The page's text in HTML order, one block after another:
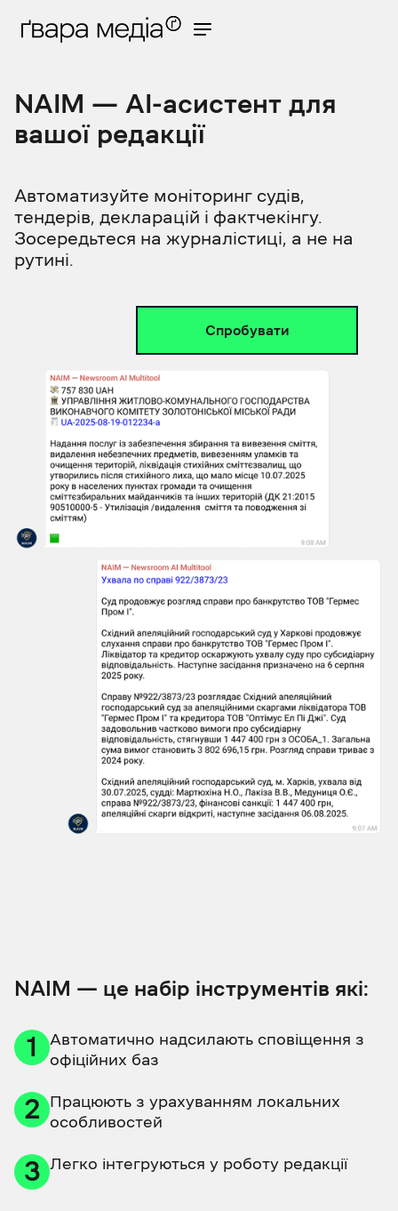
NAIM — AI-асистент для
вашої редакції
Автоматизуйте моніторинг судів,
тендерів, декларацій і фактчекінгу.
Зосередьтеся на журналістиці, а не на
рутині.
Спробувати
NAIM — це набір інструментів які:
1
2
3
Автоматично надсилають сповіщення з
офіційних баз
Працюють з урахуванням локальних
особливостей
Легко інтегруються у роботу редакції